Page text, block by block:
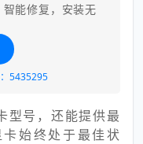
能修复，安装无
5435295
型号，还能提供最
始终处于最佳状